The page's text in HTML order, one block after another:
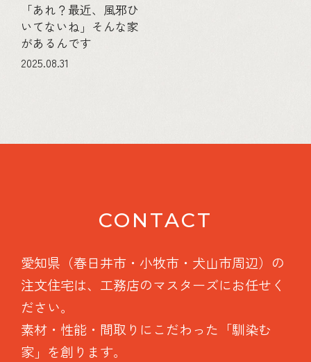
「あれ？最近、風邪ひ
いてないね」そんな家
があるんです
2025.08.31
CONTACT
愛知県（春日井市・小牧市・犬山市周辺）の
注文住宅は、工務店のマスターズにお任せく
ださい。
素材・性能・間取りにこだわった「馴染む
家」を創ります。